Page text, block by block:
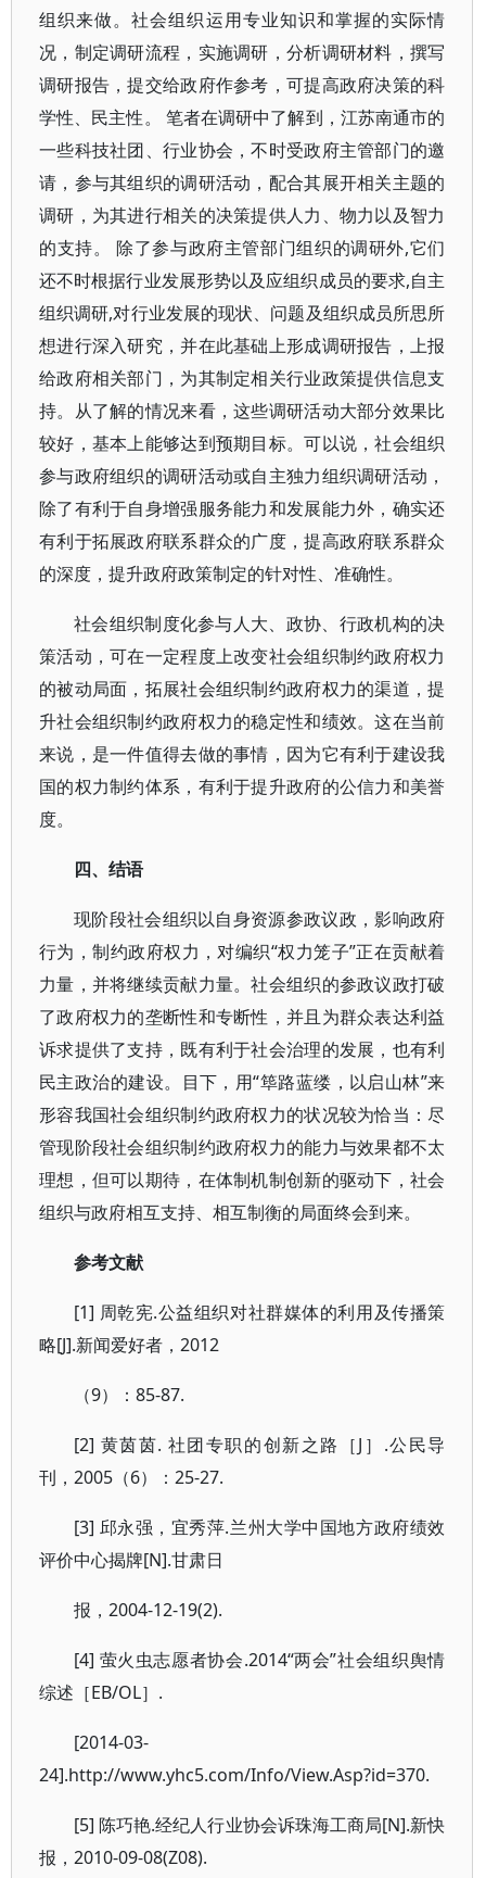
组织来做。社会组织运用专业知识和掌握的实际情
况，制定调研流程，实施调研，分析调研材料，撰写
调研报告，提交给政府作参考，可提高政府决策的科
学性、民主性。 笔者在调研中了解到，江苏南通市的
一些科技社团、行业协会，不时受政府主管部门的邀
请，参与其组织的调研活动，配合其展开相关主题的
调研，为其进行相关的决策提供人力、物力以及智力
的支持。 除了参与政府主管部门组织的调研外,它们
还不时根据行业发展形势以及应组织成员的要求,自主
组织调研,对行业发展的现状、问题及组织成员所思所
想进行深入研究，并在此基础上形成调研报告，上报
给政府相关部门，为其制定相关行业政策提供信息支
持。从了解的情况来看，这些调研活动大部分效果比
较好，基本上能够达到预期目标。可以说，社会组织
参与政府组织的调研活动或自主独力组织调研活动，
除了有利于自身增强服务能力和发展能力外，确实还
有利于拓展政府联系群众的广度，提高政府联系群众
的深度，提升政府政策制定的针对性、准确性。
社会组织制度化参与人大、政协、行政机构的决
策活动，可在一定程度上改变社会组织制约政府权力
的被动局面，拓展社会组织制约政府权力的渠道，提
升社会组织制约政府权力的稳定性和绩效。这在当前
来说，是一件值得去做的事情，因为它有利于建设我
国的权力制约体系，有利于提升政府的公信力和美誉
度。
四、结语
现阶段社会组织以自身资源参政议政，影响政府
行为，制约政府权力，对编织“权力笼子”正在贡献着
力量，并将继续贡献力量。社会组织的参政议政打破
了政府权力的垄断性和专断性，并且为群众表达利益
诉求提供了支持，既有利于社会治理的发展，也有利
民主政治的建设。目下，用“筚路蓝缕，以启山林”来
形容我国社会组织制约政府权力的状况较为恰当：尽
管现阶段社会组织制约政府权力的能力与效果都不太
理想，但可以期待，在体制机制创新的驱动下，社会
组织与政府相互支持、相互制衡的局面终会到来。
参考文献
[1] 周乾宪.公益组织对社群媒体的利用及传播策
略[J].新闻爱好者，2012
（9）：85-87.
[2] 黄茵茵. 社团专职的创新之路［J］.公民导
刊，2005（6）：25-27.
[3] 邱永强，宜秀萍.兰州大学中国地方政府绩效
评价中心揭牌[N].甘肃日
报，2004-12-19(2).
[4] 萤火虫志愿者协会.2014“两会”社会组织舆情
综述［EB/OL］.
[2014-03-
24].http://www.yhc5.com/Info/View.Asp?id=370.
[5] 陈巧艳.经纪人行业协会诉珠海工商局[N].新快
报，2010-09-08(Z08).